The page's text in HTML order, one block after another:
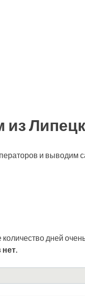
и выводим
дней